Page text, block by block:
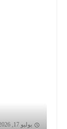
يوليو 17, 2026